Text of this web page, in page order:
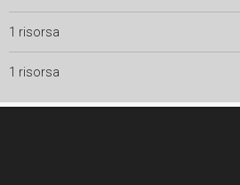
1 risorsa
1 risorsa